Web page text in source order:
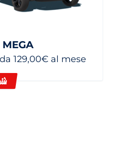
129,00€ al mese